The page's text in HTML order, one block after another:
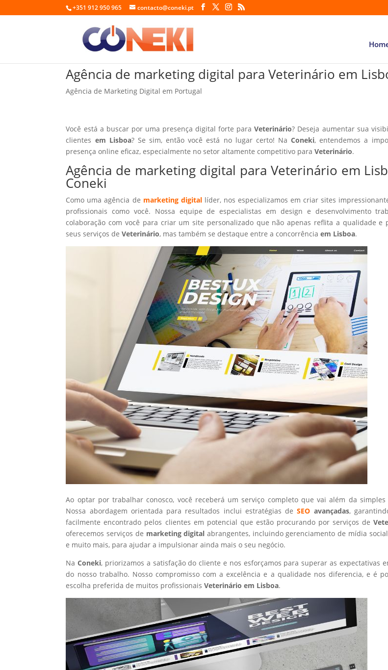
+351 912 950 965 contacto@coneki.pt
Agência de marketing digital para Veterinário em
Agência de Marketing Digital em Portugal
Você está a buscar por uma presença digital forte paraVeterinário? Deseja aumentar sua
clientes em Lisboa? Se sim, então você está no lugar certo! NaConeki, entendemos a
presença online eficaz, especialmente no setor altamente competitivo paraVeterinário.
Agência de marketing digital para Veterinário em
Coneki
Como uma agência de marketing digitallíder, nos especializamos em criar sites
profissionais como você. Nossa equipe de especialistas em design e desenvolvimento
colaboração com você para criar um site personalizado que não apenas reflita a qualidade e
seus serviços deVeterinário, mas também se destaque entre a concorrênciaem Lisboa.
Ao optar por trabalhar conosco, você receberá um serviço completo que vai além da
Nossa abordagem orientada para resultados inclui estratégias deSEO avançadas,
facilmente encontrado pelos clientes em potencial que estão procurando por serviços de
oferecemos serviços de marketing digital abrangentes, incluindo gerenciamento de mídia
e muito mais, para ajudar a impulsionar ainda mais o seu negócio.
NaConeki, priorizamos a satisfação do cliente e nos esforçamos para superar as expectativas
do nosso trabalho. Nosso compromisso com a excelência e a qualidade nos diferencia, e é
escolha preferida de muitos profissionaisVeterinário em Lisboa.